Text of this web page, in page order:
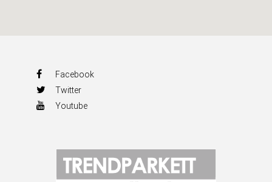
Facebook
Twitter
Youtube